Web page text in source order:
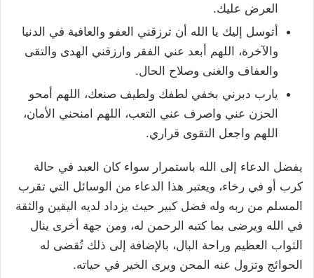
العرض عليك.
أتوسل إليك يا الله أن ترزقني العفو والعافية في الدنيا
والآخرة، اللهم أبعد عني الفقر وارزقني الهدى والتقى
والعفاف والغنى وصلاح الحال.
يارب دبرني بخفي لطفك ولطيف صنعك، اللهم أمحو
الحزن عني واصرف عني التعب، اللهم امنحني الأمان،
اللهم واجعل التقوى قراري.
يفضل الدعاء إلى الله باستمرار سواء كان العبد في حالة
كرب أو في رخاء، ويعتبر هذا الدعاء من الوسائل التي تقرب
المسلم من ربه وله فضل كبير حيث يزداد لديه اليقين والثقة
في الله ويرضى بما كتبه الرحمن له، ومن جهة أخرى ينال
الثواب العظيم وراحة البال، بالإضافة إلى ذلك تُقضى له
الحوائج وتزول عنه المحن ويرى الخير في حياته.